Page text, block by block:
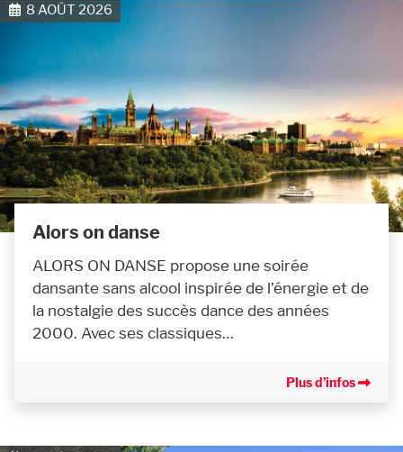
8 AOÛT 2026
Alors on danse
ALORS ON DANSE propose une soirée
dansante sans alcool inspirée de l’énergie et de
la nostalgie des succès dance des années
2000. Avec ses classiques…
Plus d’infos